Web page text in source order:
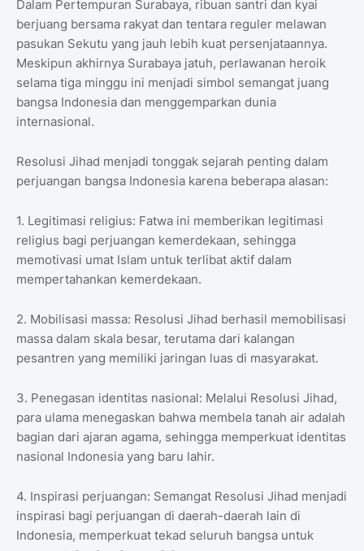
Dalam Pertempuran Surabaya, ribuan santri dan kyai
berjuang bersama rakyat dan tentara reguler melawan
pasukan Sekutu yang jauh lebih kuat persenjataannya.
Meskipun akhirnya Surabaya jatuh, perlawanan heroik
selama tiga minggu ini menjadi simbol semangat juang
bangsa Indonesia dan menggemparkan dunia
internasional.
Resolusi Jihad menjadi tonggak sejarah penting dalam
perjuangan bangsa Indonesia karena beberapa alasan:
1. Legitimasi religius: Fatwa ini memberikan legitimasi
religius bagi perjuangan kemerdekaan, sehingga
memotivasi umat Islam untuk terlibat aktif dalam
mempertahankan kemerdekaan.
2. Mobilisasi massa: Resolusi Jihad berhasil memobilisasi
massa dalam skala besar, terutama dari kalangan
pesantren yang memiliki jaringan luas di masyarakat.
3. Penegasan identitas nasional: Melalui Resolusi Jihad,
para ulama menegaskan bahwa membela tanah air adalah
bagian dari ajaran agama, sehingga memperkuat identitas
nasional Indonesia yang baru lahir.
4. Inspirasi perjuangan: Semangat Resolusi Jihad menjadi
inspirasi bagi perjuangan di daerah-daerah lain di
Indonesia, memperkuat tekad seluruh bangsa untuk